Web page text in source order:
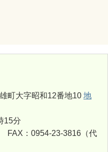
町大字昭和12番地10 地
15分
FAX：0954-23-3816（代